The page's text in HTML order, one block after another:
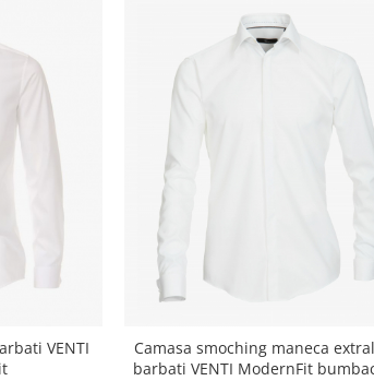
VENTI
Camasa smoching maneca
barbati VENTI ModernFit